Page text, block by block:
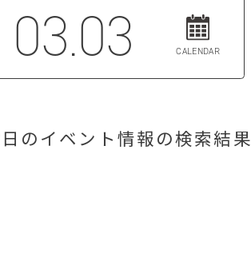
03.03 CALENDAR
のイベント情報の検索結果